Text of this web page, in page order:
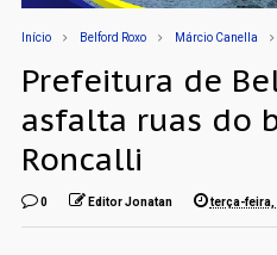
Início Belford Roxo Márcio Canella
Prefeitura de
asfalta ruas do
Roncalli
0 Editor Jonatan terça-feira,